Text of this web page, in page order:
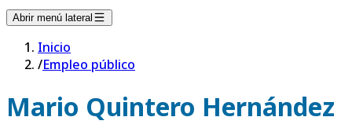
Abrir menú lateral
Inicio
/Empleo público
Mario Quintero Hernández